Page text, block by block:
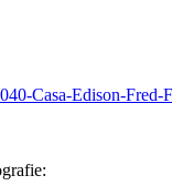
Casa-Edison-